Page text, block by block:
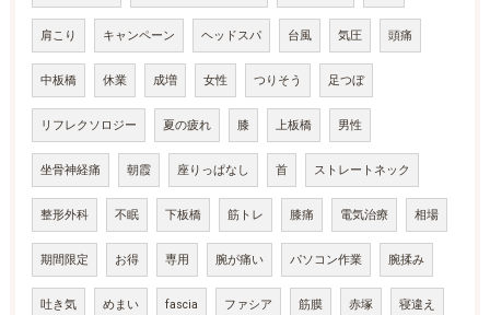
肩こり キャンペーン ヘッドスパ 台風 気圧 頭痛
中板橋 休業 成増 女性 つりそう 足つぼ
リフレクソロジー 夏の疲れ 膝 上板橋 男性
坐骨神経痛 朝霞 座りっぱなし 首 ストレートネック
整形外科 不眠 下板橋 筋トレ 膝痛 電気治療 相場
期間限定 お得 専用 腕が痛い パソコン作業 腕揉み
吐き気 めまい fascia ファシア 筋膜 赤塚 寝違え